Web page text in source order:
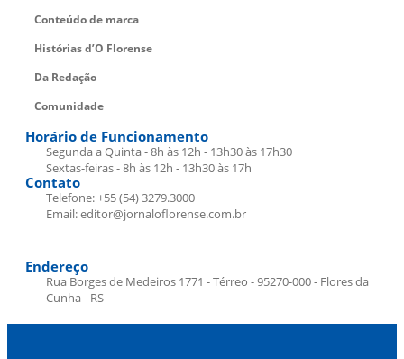
Conteúdo de marca
Histórias d’O Florense
Da Redação
Comunidade
Horário de Funcionamento
Segunda a Quinta - 8h às 12h - 13h30 às 17h30
Sextas-feiras - 8h às 12h - 13h30 às 17h
Contato
Telefone: +55 (54) 3279.3000
Email: editor@jornaloflorense.com.br
Endereço
Rua Borges de Medeiros 1771 - Térreo - 95270-000 - Flores da
Cunha - RS